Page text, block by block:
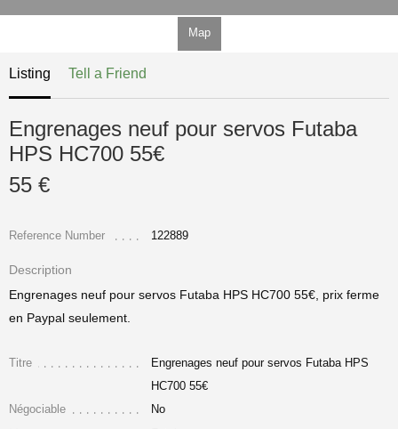
Map
Listing Tell a Friend
Engrenages neuf pour servos Futaba
HPS HC700 55€
55 €
Reference Number 122889
Description
Engrenages neuf pour servos Futaba HPS HC700 55€, prix ferme
en Paypal seulement.
Titre
Engrenages neuf pour servos Futaba HPS
HC700 55€
Négociable
No